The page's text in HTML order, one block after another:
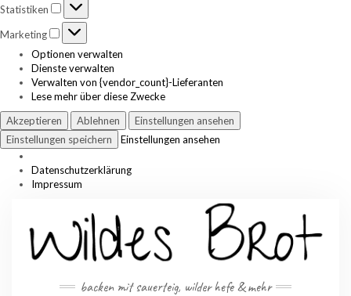
Statistiken Statistiken
Marketing
Marketing
Optionen verwalten
Dienste verwalten
Verwalten von {vendor_count}-Lieferanten
Lese mehr über diese Zwecke
Akzeptieren
Ablehnen
Einstellungen ansehen
Einstellungen speichern
Einstellungen ansehen
Datenschutzerklärung
Impressum
content
backen mit sauerteig, wilder hefe & mehr